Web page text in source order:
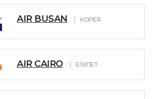
AIR BUSAN КОРЕЯ
AIR CAIRO ЕГИПЕТ